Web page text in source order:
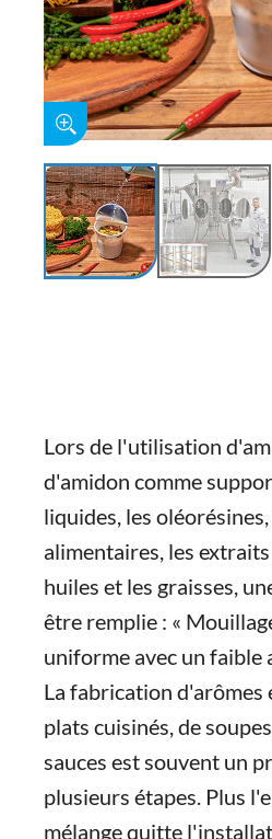
Lors de l'utilisation
d'amidon comme
liquides, les
alimentaires, les
huiles et les graisses,
être remplie : «
uniforme avec un faible
La fabrication d'arômes
plats cuisinés, de
sauces est souvent un
plusieurs étapes. Plus
mélange quitte